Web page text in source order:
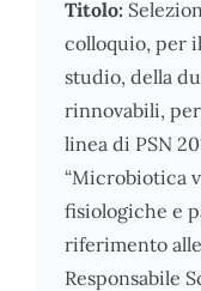
Titolo:
colloquio, per
studio, della
rinnovabili, per
linea di PSN
“Microbiotica
fisiologiche e
riferimento
Responsabile